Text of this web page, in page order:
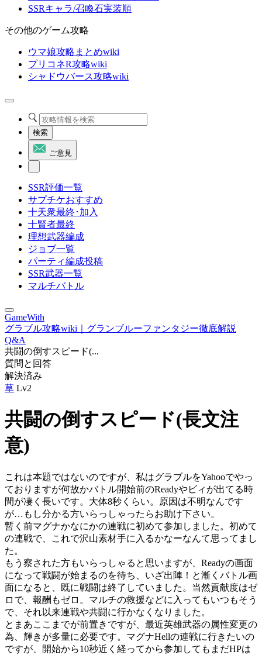
SSRキャラ/召喚石実装順
その他のゲーム攻略
ウマ娘攻略まとめwiki
プリコネR攻略wiki
シャドウバース攻略wiki
検索
ご意見
SSR評価一覧
サプチケおすすめ
十天衆最終･加入
十賢者最終
理想武器編成
ジョブ一覧
パーティ編成投稿
SSR武器一覧
マルチバトル
GameWith
グラブル攻略wiki｜グランブルーファンタジー徹底解説
Q&A
共闘の倒すスピード(...
質問と回答
解決済み
草 Lv2
共闘の倒すスピード(長文注
意)
これは本題ではないのですが、私はグラブルをYahooでやっ
ておりますが何故かバトル開始前のReadyやビィが出てる時
間が凄く長いです。大体8秒くらい。原因は不明なんです
が…もし分かる方いらっしゃったらお助け下さい。
暫く前マグナかなにかの連戦に初めて参加しました。初めて
の連戦で、これで沢山素材手に入るかなーなんて思ってまし
た。
もう察された方もいらっしゃると思いますが、Readyの画面
になって戦闘が始まるのを待ち、いざ出陣！と漸くバトル画
面になると、既に戦闘は終了していました。当然貢献度はゼ
ロで、報酬もゼロ。マルチの救援などに入ってもいつもそう
で、それ以来連戦や共闘に行かなくなりました。
とまあここまでが前置きですが、最近英雄武器の属性変更の
為、輝きが多量に必要です。マグナHellの連戦に行きたいの
ですが、開始から10秒近く経ってから参加してもまだHPは